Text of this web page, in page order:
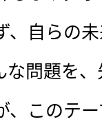
、自らの
な問題を
、このテ